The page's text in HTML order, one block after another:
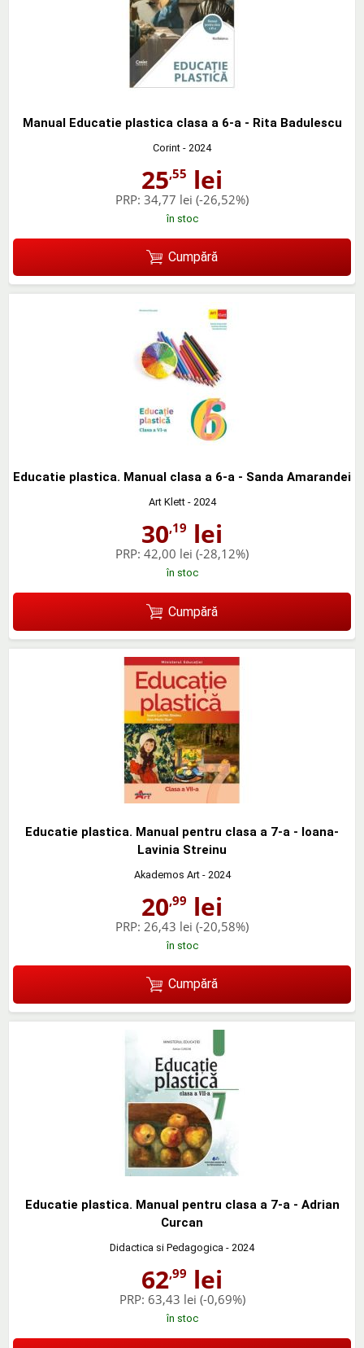
Manual Educatie plastica clasa a 6-a - Rita Badulescu
Corint - 2024
25,55 lei
PRP: 34,77 lei (-26,52%)
în stoc
Cumpără
Educatie plastica. Manual clasa a 6-a - Sanda Amarandei
Art Klett- 2024
30,19 lei
PRP: 42,00 lei (-28,12%)
în stoc
Cumpără
Educatie plastica. Manual pentru clasa a 7-a - Ioana-
Lavinia Streinu
Akademos Art- 2024
20,99 lei
PRP: 26,43 lei (-20,58%)
în stoc
Cumpără
Educatie plastica. Manual pentru clasa a 7-a - Adrian
Curcan
Didactica si Pedagogica - 2024
62,99 lei
PRP: 63,43 lei (-0,69%)
în stoc